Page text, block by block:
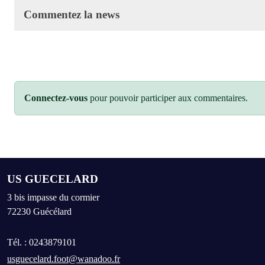
Commentez la news
Connectez-vous pour pouvoir participer aux commentaires.
US GUECELARD
3 bis impasse du cormier
72230 Guécélard
Tél. : 0243879101
usguecelard.foot@wanadoo.fr